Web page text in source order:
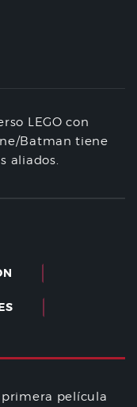
LEGO con
Batman tiene
aliados.
primera película